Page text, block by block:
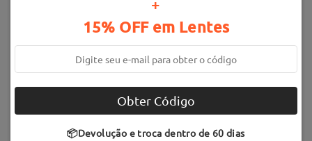
20-30 dias úteis detalhes
R$189,90 Fiona23516 R$189,90
15% OFF em Lentes
Obter Código
📦Devolução e troca dentro de 60 dias